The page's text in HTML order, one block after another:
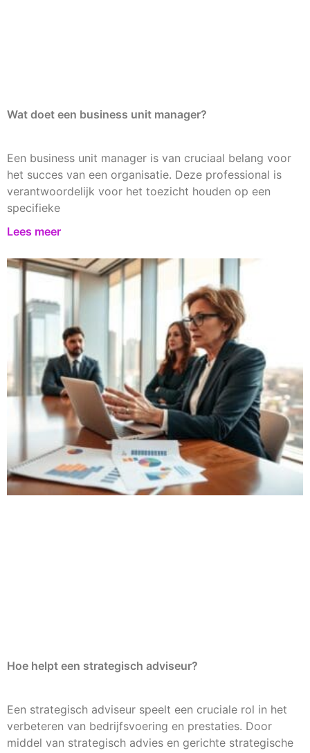
Wat doet een business unit manager?
Een business unit manager is van cruciaal belang voor
het succes van een organisatie. Deze professional is
verantwoordelijk voor het toezicht houden op een
specifieke
Lees meer
Hoe helpt een strategisch adviseur?
Een strategisch adviseur speelt een cruciale rol in het
verbeteren van bedrijfsvoering en prestaties. Door
middel van strategisch advies en gerichte strategische